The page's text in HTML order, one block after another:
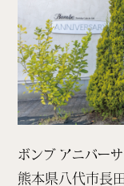
ボンブ アニバー
熊本県八代市長